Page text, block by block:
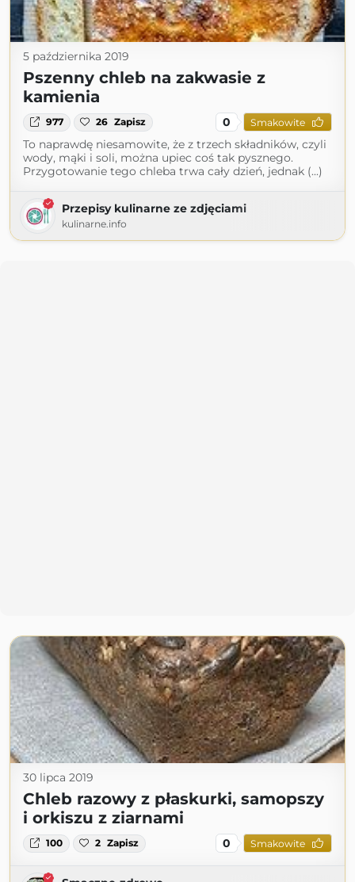
5 października 2019
Pszenny chleb na zakwasie z
kamienia
977 26 Zapisz 0 Smakowite
To naprawdę niesamowite, że z trzech składników, czyli
wody, mąki i soli, można upiec coś tak pysznego.
Przygotowanie tego chleba trwa cały dzień, jednak (...)
Przepisy kulinarne ze zdjęciami
kulinarne.info
30 lipca 2019
Chleb razowy z płaskurki, samopszy
i orkiszu z ziarnami
100 2 Zapisz 0 Smakowite